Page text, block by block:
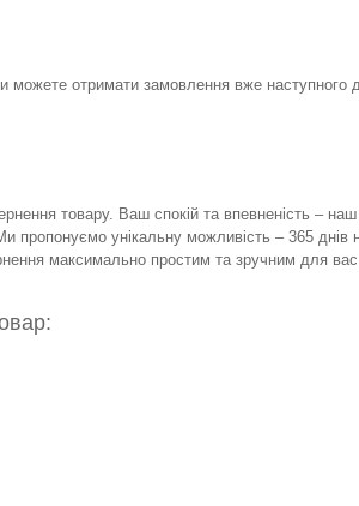
можете отримати замовлення вже наступного
товару. Ваш спокій та впевненість –
унікальну можливість – 365 днів
максимально простим та зручним для вас.